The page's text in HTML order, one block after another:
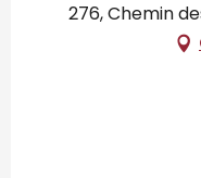
276, Chemin